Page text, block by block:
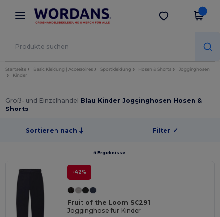
× Wordans App
Bessere Preise in der App!
App holen
Startseite Basic Kleidung | Accessoires Sportkleidung Hosen & Shorts
Jogginghosen
Kinder
Groß- und Einzelhandel Blau Kinder Jogginghosen Hosen &
Shorts
Sortieren nach Filter ✓
4 Ergebnisse.
-42%
Fruit of the Loom SC291
Jogginghose für Kinder